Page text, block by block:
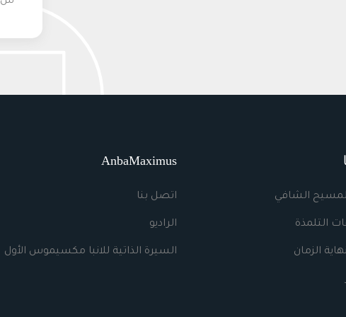
الشافي
التلمذة
الزمان
AnbaMaximus
اتصل بنا
الراديو
السيرة الذاتية للانبا مكسيموس الأول